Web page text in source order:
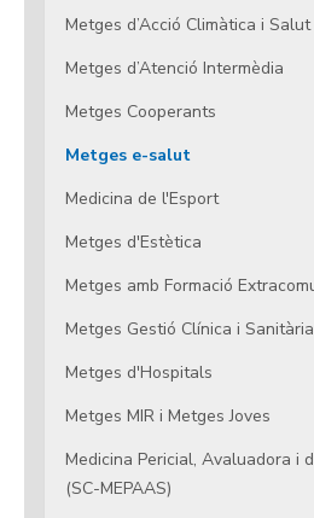
Metges d’Acció Climàtica i
Metges d’Atenció Intermèdia
Metges Cooperants
Metges e-salut
Medicina de l'Esport
Metges d'Estètica
Metges amb Formació
Metges Gestió Clínica i Sanitària
Metges d'Hospitals
Metges MIR i Metges Joves
Medicina Pericial, Avaluadora i
(SC-MEPAAS)